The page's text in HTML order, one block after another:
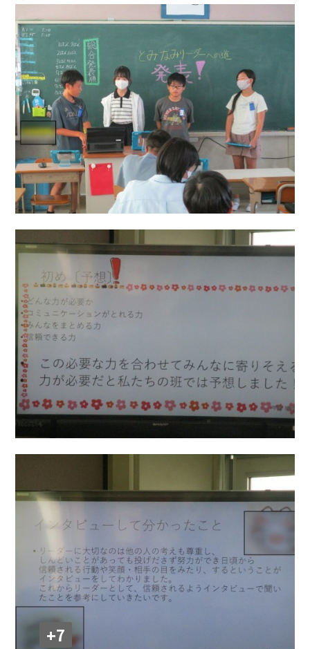
+7